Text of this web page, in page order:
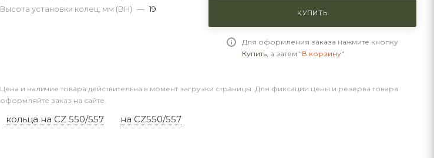
Высота установки колец, мм (BH) — 19 КУПИТЬ
Для оформления заказа нажмите кнопку
Купить, а затем "В корзину"
Цена и наличие товара действительна в момент загрузки страницы. Для фиксации цены и резерва товара
оформляйте заказ на сайте.
кольца на CZ 550/557 на CZ550/557